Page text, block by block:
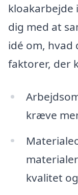
kloakarbejde
dig med at
idé om, hvad
faktorer, der
kræve
kvalitet